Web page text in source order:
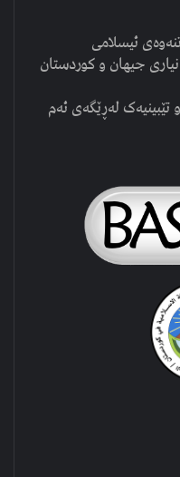
ئیسلامی
جیهان و کوردستان
تێبینیەک لەڕێگەی ئەم